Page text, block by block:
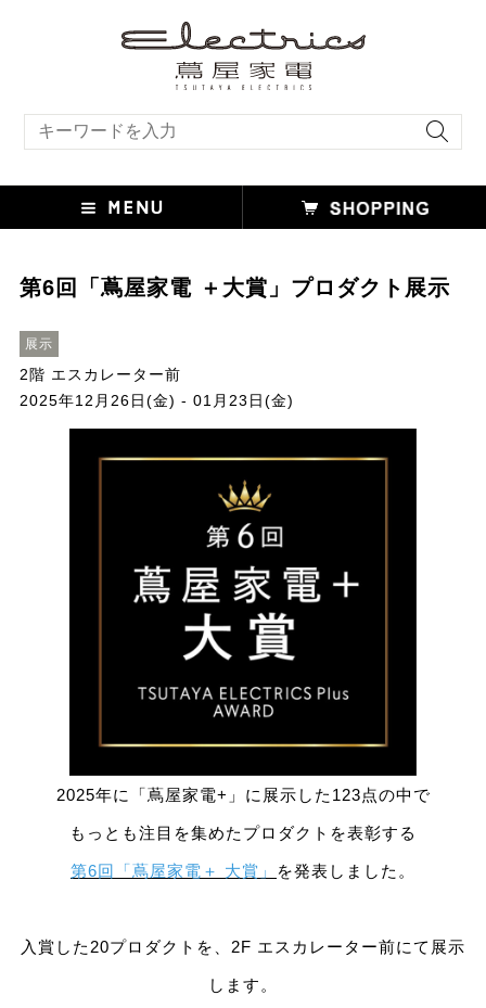
第6回「蔦屋家電 ＋大賞」プロダクト展示
展示
2階 エスカレーター前
2025年12月26日(金) - 01月23日(金)
2025年に「蔦屋家電+」に展示した123点の中で
もっとも注目を集めたプロダクトを表彰する
第6回「蔦屋家電＋ 大賞」 を発表しました。
入賞した20プロダクトを、2F エスカレーター前にて展示
します。